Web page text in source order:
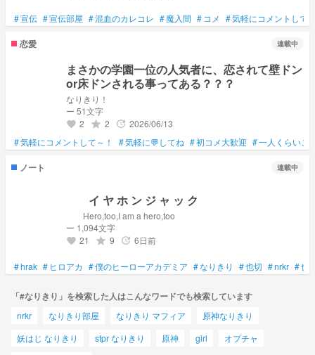
#宣伝 #宣伝部屋 #混血のカレコレ #魔入間 # コメ #気軽にコメントして
恋愛 連載中
まさかの学園一位の人気者に、恋されて壁ドン
or床ドンされる事ってある？？？
なりきり！
ー 51文字
favorite 2 grade 2 update 2026/06/13
#気軽にコメントして～！ #気軽に💬してね #初コメ大歓迎 #一人くらいこ
ノート 連載中
イ ヤ ホ ン ジ ャ ッ ク
Hero,too,I am a hero,too
ー 1,094文字
favorite 21 grade 9 update 6日前
#hrak # ヒロアカ #僕のヒーローアカデミア #なりきり #也切 #nrkr #也
「#なりきり」を検索した人はこんなワードでも検索しています
nrkr なりきり部屋 なりきり マフィア
原神なりきり
妖はじ なりきり
stpr なりきり 原神 girl
オプチャ